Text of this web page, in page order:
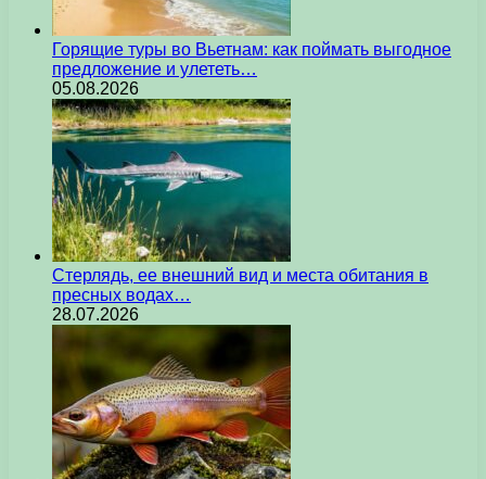
Горящие туры во Вьетнам: как поймать выгодное
предложение и улететь…
05.08.2026
Стерлядь, ее внешний вид и места обитания в
пресных водах…
28.07.2026